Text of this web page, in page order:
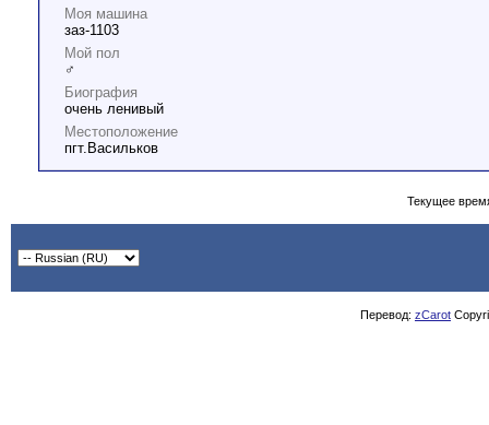
Моя машина
заз-1103
Мой пол
♂
Биография
очень ленивый
Местоположение
пгт.Васильков
Текущее
Перевод: zCarot